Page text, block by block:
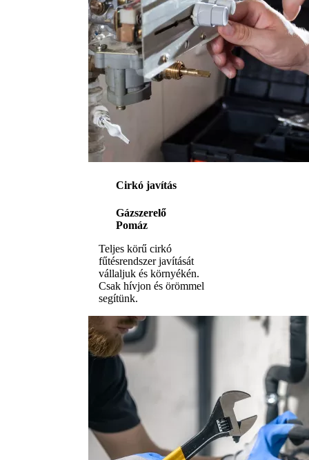
Cirkó javítás
Gázszerelő
Pomáz
Teljes körű cirkó
fűtésrendszer javítását
vállaljuk és környékén.
Csak hívjon és örömmel
segítünk.